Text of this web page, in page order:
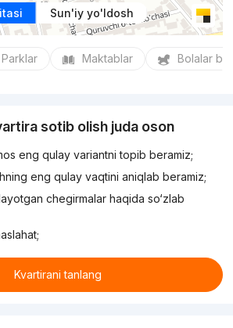
Sun'iy yo'ldosh
Parklar Maktablar Bolalar
sotib olish juda oson
eng qulay variantni topib beramiz;
eng qulay vaqtini aniqlab beramiz;
chegirmalar haqida so‘zlab
Kvartirani tanlang